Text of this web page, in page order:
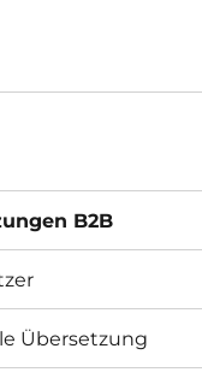
B2B
Übersetzung